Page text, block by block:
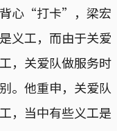
背心“打卡”，梁宏
义工，而由于关爱
，关爱队做服务时
。他重申，关爱队
，当中有些义工是